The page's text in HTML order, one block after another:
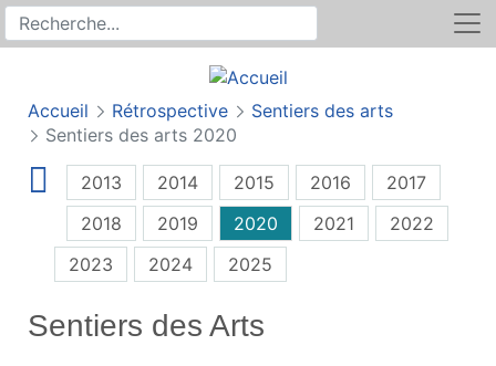
Recherche sur le site
Rechercher
Accueil Rétrospective
Sentiers des arts
Sentiers des arts 2020
2013 2014 2015 2016
2017
2018
2019 2020 2021
2022
2023
2024 2025
Sentiers des Arts